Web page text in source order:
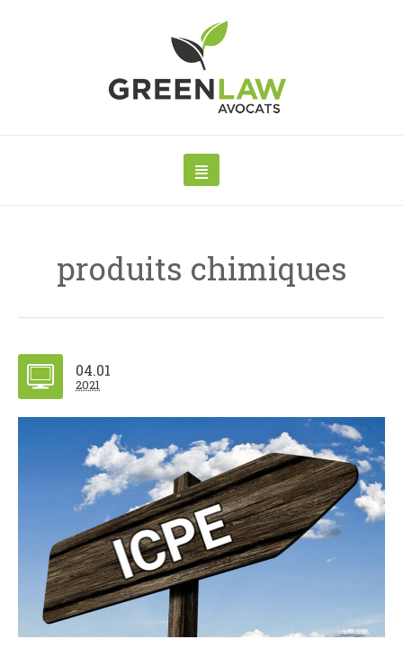
produits chimiques
04.01
2021